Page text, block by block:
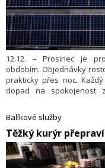
12.12. – Prosinec je
obdobím. Objednávky
prakticky přes noc.
dopad na spokojenost
konkurence, získává
elektřiny může během
provoz na všech úrovních
balíků.
Balíkové služby
​Těžký kurýr